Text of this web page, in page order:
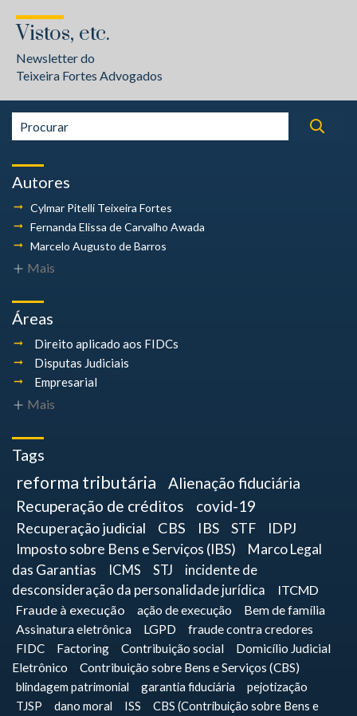
Vistos, etc.
Newsletter do
Teixeira Fortes Advogados
Autores
Cylmar Pitelli Teixeira Fortes
Fernanda Elissa de Carvalho Awada
Marcelo Augusto de Barros
Mais
Áreas
Direito aplicado aos FIDCs
Disputas Judiciais
Empresarial
Mais
Tags
reforma tributária
Alienação fiduciária
Recuperação de créditos
covid-19
Recuperação judicial CBS IBS STF
IDPJ
Imposto sobre Bens e Serviços (IBS)
Marco Legal
das Garantias
ICMS STJ
incidente de
desconsideração da personalidade jurídica
ITCMD
Fraude à execução
ação de execução
Bem de família
Assinatura eletrônica
LGPD fraude contra credores
FIDC Factoring Contribuição social
Domicílio Judicial
Eletrônico
Contribuição sobre Bens e Serviços (CBS)
blindagem patrimonial
garantia fiduciária
pejotização
TJSP
dano moral ISS
CBS (Contribuição sobre Bens e